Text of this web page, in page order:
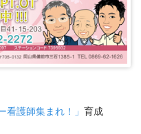
看護師集まれ！」 育成